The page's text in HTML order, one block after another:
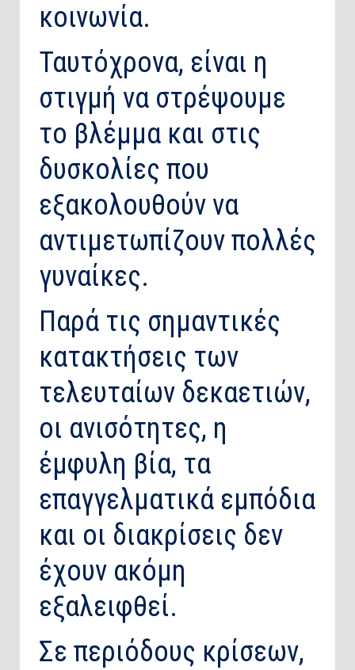
κοινωνία.
Ταυτόχρονα, είναι η
στιγμή να στρέψουμε
το βλέμμα και στις
δυσκολίες που
εξακολουθούν να
αντιμετωπίζουν πολλές
γυναίκες.
Παρά τις σημαντικές
κατακτήσεις των
τελευταίων δεκαετιών,
οι ανισότητες, η
έμφυλη βία, τα
επαγγελματικά εμπόδια
και οι διακρίσεις δεν
έχουν ακόμη
εξαλειφθεί.
Σε περιόδους κρίσεων,